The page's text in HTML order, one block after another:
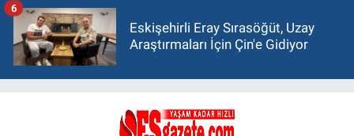
Eskişehirli Eray Sırasöğüt, Uzay
Araştırmaları İçin Çin'e Gidiyor
6